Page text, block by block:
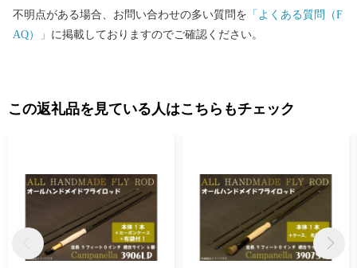
不明点がある場合、お問い合わせの多い質問を 「よくある質問（F
AQ）」 に掲載しておりますのでご確認ください。
この返礼品を見ている人はこちらもチェック